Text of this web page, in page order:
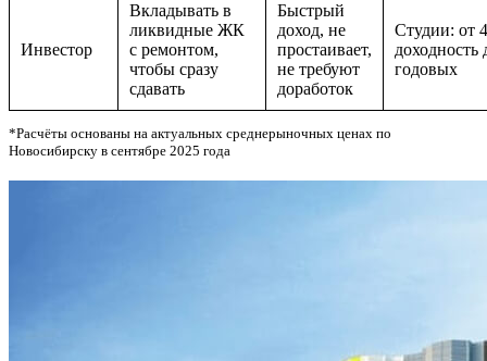
Инвестор
Вкладывать в
ликвидные ЖК
с ремонтом,
чтобы сразу
сдавать
Быстрый
доход, не
простаивает,
не требуют
доработок
Студии: от
доходность
годовых
*Расчёты основаны на актуальных среднерыночных ценах по
Новосибирску в сентябре 2025 года